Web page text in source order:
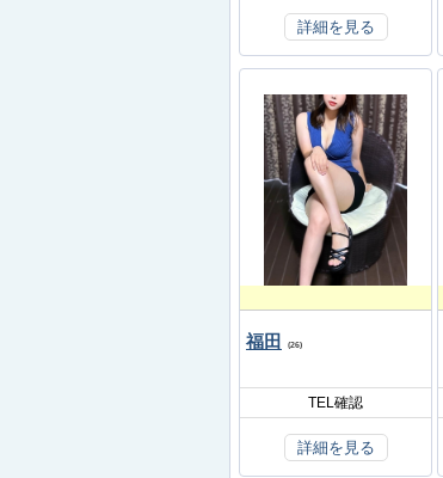
詳細を見る
福田 (26)
TEL確認
詳細を見る